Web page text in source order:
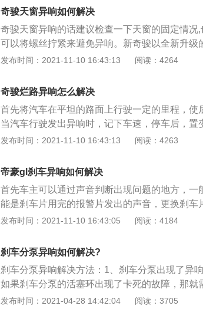
的。奇骏烂路异响可能是排气和发动机的不正常
乘坐舒适感，还会影响汽车的行车安全。以奇骏
为例，其搭载2.0l自然吸气发动机，最大功率
方式为前置前驱。
奇骏天窗异响如何解决
奇骏天窗异响的话建议检查一下天窗的固定情况,
可以将螺丝拧紧来避免异响。新奇骏以全新升级
智能全模式四驱系统、AVM全景式监控影像系统
部空间设计，以智观、智驱、智享三大核心优势
潮。新奇骏通过全新升级的智能驱动技术，确保
全模式四驱44-i，提供2WD、AUTO、LOCK三
况，前后轮扭矩分配可自动调整至最适合的比例
路，都能确保车辆行驶达到近乎理想的状态。新
线行驶时的性能。配合全新调校的麦弗逊式独立
器，新奇骏不仅能轻松应对各种路面状况，更带
性。
发布时间：2021-11-10 16:43:13 阅读：4264
奇骏烂路异响怎么解决
首先将汽车在平坦的路面上行驶一定的里程，使
当汽车行驶发出异响时，记下车速，停车后，置
速，直至发动机的转速与出现异响时的车速相当
异响可能是因为排气和发动机的不正常运行引起
人员的乘坐舒适感，还会影响汽车的行车安全，
程中前轮轴承的噪音不变，在保持车速不变的情
于48千米每小时时，如果后轮轴承噪音明显，说
速器轴承的声音随着车速变化而变化而减速器圆
发布时间：2021-11-10 16:43:13 阅读：4263
帝豪gl刹车异响如何解决
首先车主可以通过声音判断出现问题的地方，一
能是刹车片用完的报警片发出的声音，更换刹车
间存在异物导致的，将异物处理干净即可。二、
导致的，清理干净即可。刹车油、刹车片、刹车
要的东西，其中任何一个出现了问题都会影响车
的检查以及更换要及时和重视。所以，对于刹车
择刹车油的标准有以下几个：一、是刹车有的粘
温流动性要好；二、是沸点要高，这样在高温下
发布时间：2021-11-10 16:43:05 阅读：4184
刹车分泵异响如何解决?
刹车分泵异响解决方法：1、刹车分泵出现了异
如果刹车分泵的活塞环出现了卡死的故障，那就
车分泵的固定刹车片的铁片变形，那就需要更换
发布时间：2021-04-28 14:42:04 阅读：3705